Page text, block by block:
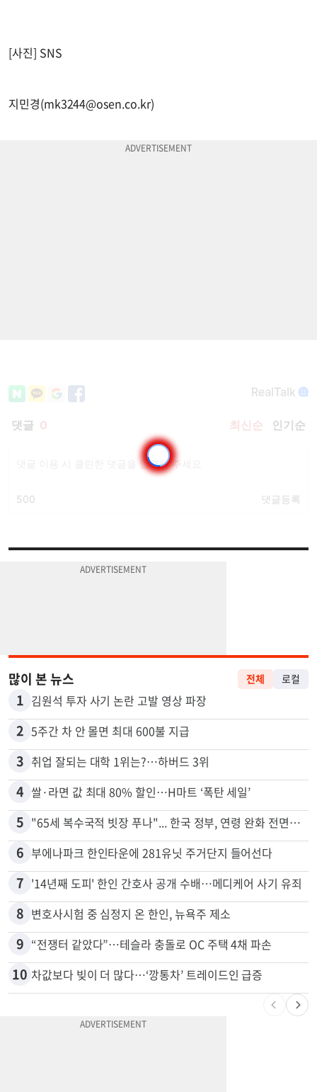
[사진] SNS
지민경(mk3244@osen.co.kr)
많이 본 뉴스
1 김원석 투자 사기 논란 고발 영상 파장
2 5주간 차 안 몰면 최대 600불 지급
3 취업 잘되는 대학 1위는?…하버드 3위
4 쌀·라면 값 최대 80% 할인…H마트 ‘폭탄 세일’
5
6 부에나파크 한인타운에 281유닛 주거단지 들어선다
7 '14년째 도피' 한인 간호사 공개 수배…메디케어 사기 유죄
8 변호사시험 중 심정지 온 한인, 뉴욕주 제소
9 “전쟁터 같았다”…테슬라 충돌로 OC 주택 4채 파손